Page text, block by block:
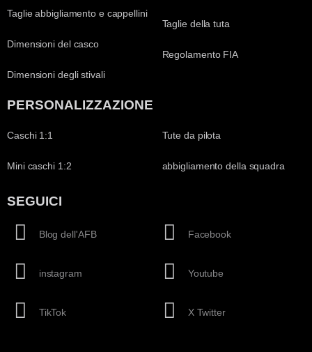
Taglie abbigliamento e cappellini
Dimensioni del casco
Dimensioni degli stivali
Taglie della tuta
Regolamento FIA
PERSONALIZZAZIONE
Caschi 1:1
Mini caschi 1:2
Tute da pilota
abbigliamento della squadra
SEGUICI
Blog dell'AFB
instagram
TikTok
Facebook
Youtube
X Twitter